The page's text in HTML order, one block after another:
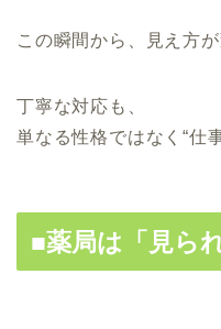
この瞬間から、見え方が
丁寧な対応も、
単なる性格ではなく“仕
■薬局は「見ら